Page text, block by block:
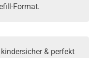
Format.
& perfekt